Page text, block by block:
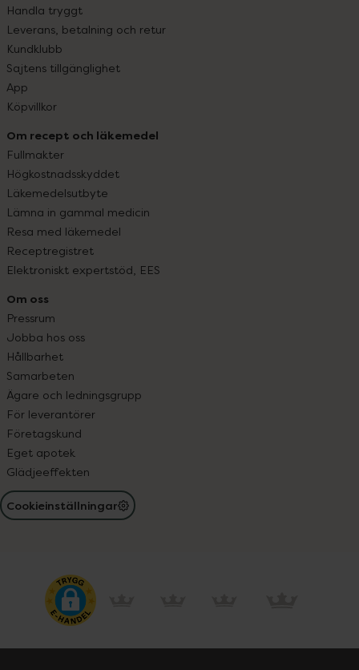
Handla tryggt
Leverans, betalning och retur
Kundklubb
Sajtens tillgänglighet
App
Köpvillkor
Om recept och läkemedel
Fullmakter
Högkostnadsskyddet
Läkemedelsutbyte
Lämna in gammal medicin
Resa med läkemedel
Receptregistret
Elektroniskt expertstöd, EES
Om oss
Pressrum
Jobba hos oss
Hållbarhet
Samarbeten
Ägare och ledningsgrupp
För leverantörer
Företagskund
Eget apotek
Glädjeeffekten
Cookieinställningar